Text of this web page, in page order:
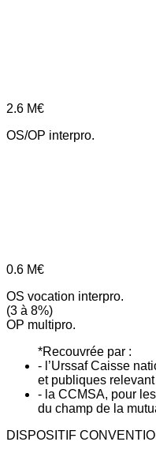
2.6 M€
OS/OP interpro.
0.6 M€
OS vocation interpro.
(3 à 8%)
OP multipro.
*Recouvrée par :
- l’Urssaf Caisse
et publiques
- la CCMSA, pour
du champ de la
DISPOSITIF